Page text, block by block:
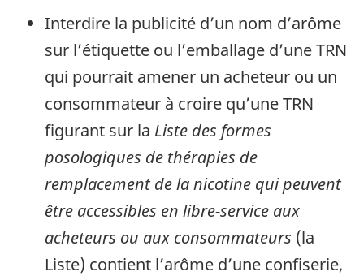
Interdire la publicité d’un nom d’arôme
sur l’étiquette ou l’emballage d’une TRN
qui pourrait amener un acheteur ou un
consommateur à croire qu’une TRN
figurant sur la Liste des formes
posologiques de thérapies de
remplacement de la nicotine qui peuvent
être accessibles en libre-service aux
acheteurs ou aux consommateurs (la
Liste) contient l’arôme d’une confiserie,